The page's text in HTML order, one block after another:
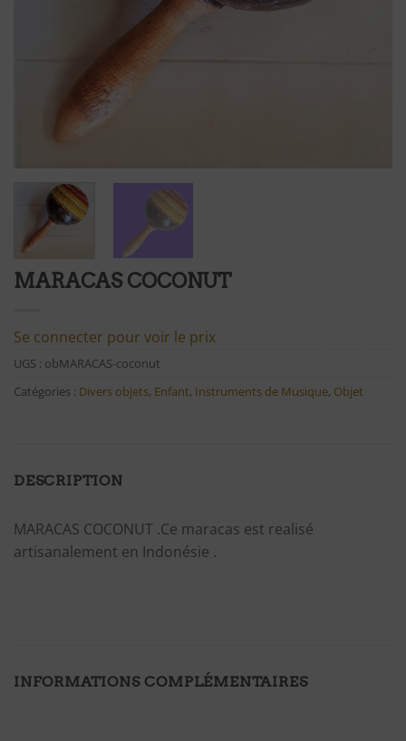
MARACAS COCONUT
Se connecter pour voir le prix
UGS : obMARACAS-coconut
Catégories : Divers objets, Enfant, Instruments de Musique, Objet
DESCRIPTION
MARACAS COCONUT .Ce maracas est realisé
artisanalement en Indonésie .
INFORMATIONS COMPLÉMENTAIRES